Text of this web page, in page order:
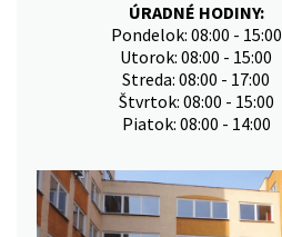
ÚRADNÉ HODINY:
Pondelok: 08:00 - 15:00
Utorok: 08:00 - 15:00
Streda: 08:00 - 17:00
Štvrtok: 08:00 - 15:00
Piatok: 08:00 - 14:00